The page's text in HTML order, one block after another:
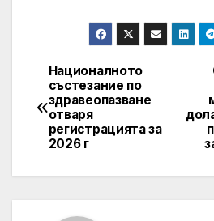
Post
navigation
Националното
състезание по
здравеопазване
отваря
регистрацията за
2026 г